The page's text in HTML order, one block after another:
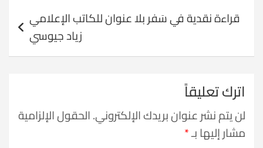
قراءة نقدية في سَفر بلا عنوان للكاتب الإعلامي
زياد جيوسي
اترك تعليقاً
لن يتم نشر عنوان بريدك الإلكتروني.الحقول الإلزامية
مشار إليها بـ*